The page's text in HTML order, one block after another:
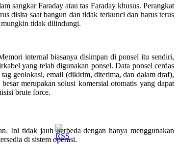
sangkar Faraday atau tas Faraday khusus. Perangkat
disita saat bangun dan tidak terkunci dan harus terus
mungkin tidak dilindungi.
internal biasanya disimpan di ponsel itu sendiri,
yang telah digunakan ponsel. Data ponsel cerdas
geolokasi, email (dikirim, diterima, dan dalam draf),
merupakan solusi komersial otomatis yang dapat
brute force.
Ini tidak jauh berbeda dengan hanya menggunakan
di sistem operasi.